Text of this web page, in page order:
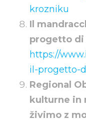
krozniku
Il
progetto di
https://
il-progetto-
Regional
kulturne in
živimo z